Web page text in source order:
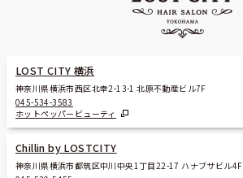
LOST CITY 横浜
神奈川県横浜市西区北幸2-13-1 北原不動産ビル7F
045-534-3583
ホットペッパービューティ
Chillin by LOSTCITY
神奈川県横浜市都筑区中川中央1丁目22-17 ハナブサビル4F